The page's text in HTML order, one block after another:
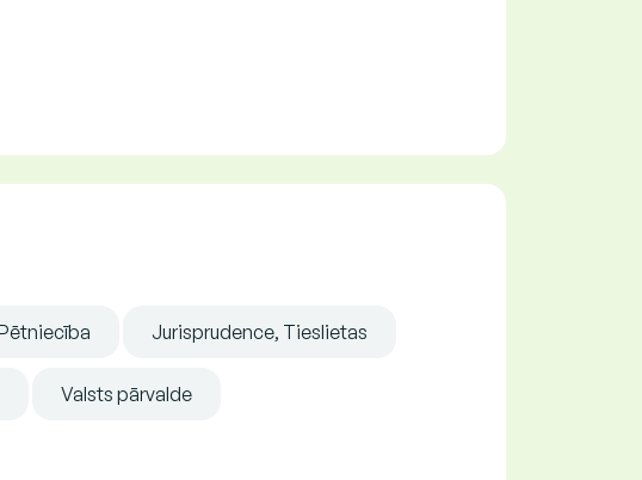
Jurisprudence, Tieslietas
Valsts pārvalde